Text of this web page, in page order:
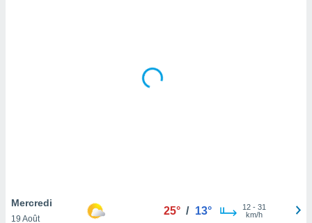
notre
Mercredi
19 Août
25° / 13° 12- 31
km/h